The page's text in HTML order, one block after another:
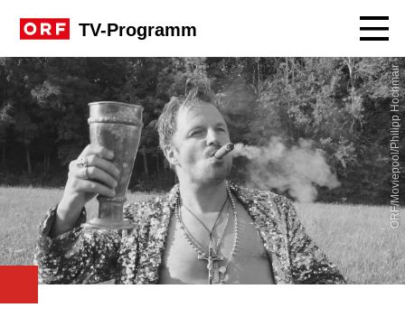
TV-Programm
ORF/Moviepool/Philipp Hochmair